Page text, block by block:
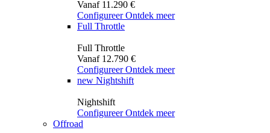
Vanaf 11.290 €
Configureer Ontdek meer
Full Throttle
Full Throttle
Vanaf 12.790 €
Configureer Ontdek meer
new Nightshift
Nightshift
Configureer Ontdek meer
Offroad